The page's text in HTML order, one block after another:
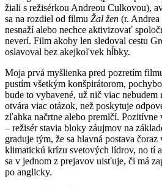
žiali s režisérkou Andreou Culkovou),
sa na rozdiel od filmu Žal žen (r.
nesnaží alebo nechce aktivizovať
neverí. Film akoby len sledoval cestu
oslavoval bez akejkoľvek hĺbky.
Moja prvá myšlienka pred pozretím
pustím všetkým konšpirátorom,
bude to vybavené, už nič viac
otvára viac otázok, než poskytuje
zľahka načrtne alebo premlčí. Pozitívne
– režisér stavia bloky záujmov na
graduje tým, že sa hlavná postava
klimatickú krízu svetových lídrov, no tí
sa v jednom z prejavov uisťuje, či má
po anglicky.